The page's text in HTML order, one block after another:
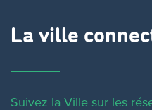
La ville
Suivez la Ville sur les